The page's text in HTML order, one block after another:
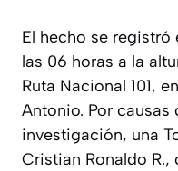
El hecho se
las 06 horas a la
Ruta Nacional 101,
Antonio. Por
investigación, una
Cristian Ronaldo